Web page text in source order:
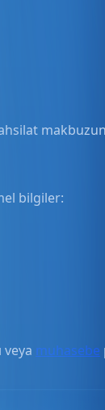
bilgiler:
veya muhasebe